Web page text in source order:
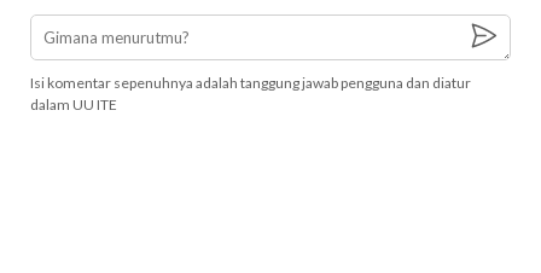
Isi komentar sepenuhnya adalah tanggung jawab pengguna dan diatur
dalam UU ITE